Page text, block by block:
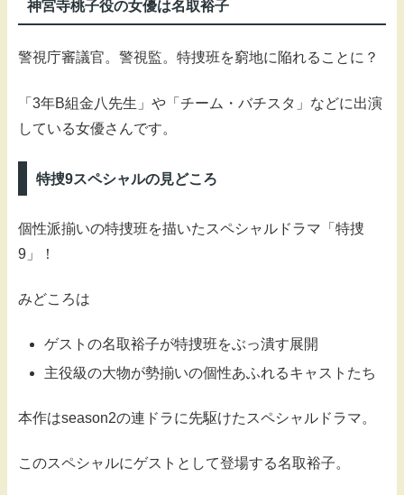
神宮寺桃子役の女優は名取裕子
警視庁審議官。警視監。特捜班を窮地に陥れることに？
「3年B組金八先生」や「チーム・バチスタ」などに出演
している女優さんです。
特捜9スペシャルの見どころ
個性派揃いの特捜班を描いたスペシャルドラマ「特捜
9」！
みどころは
ゲストの名取裕子が特捜班をぶっ潰す展開
主役級の大物が勢揃いの個性あふれるキャストたち
本作はseason2の連ドラに先駆けたスペシャルドラマ。
このスペシャルにゲストとして登場する名取裕子。